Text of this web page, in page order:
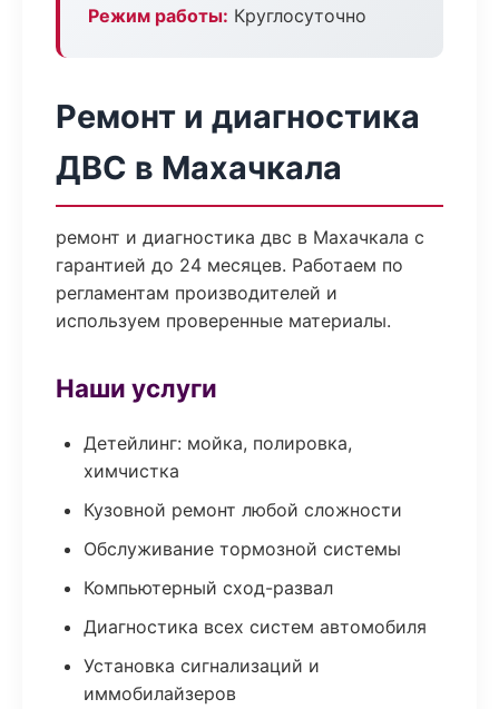
Режим работы: Круглосуточно
Ремонт и диагностика
ДВС в Махачкала
ремонт и диагностика двс в Махачкала с
гарантией до 24 месяцев. Работаем по
регламентам производителей и
используем проверенные материалы.
Наши услуги
Детейлинг: мойка, полировка,
химчистка
Кузовной ремонт любой сложности
Обслуживание тормозной системы
Компьютерный сход-развал
Диагностика всех систем автомобиля
Установка сигнализаций и
иммобилайзеров